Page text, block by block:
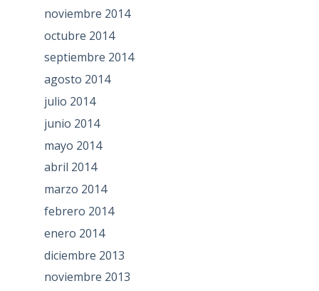
noviembre 2014
octubre 2014
septiembre 2014
agosto 2014
julio 2014
junio 2014
mayo 2014
abril 2014
marzo 2014
febrero 2014
enero 2014
diciembre 2013
noviembre 2013